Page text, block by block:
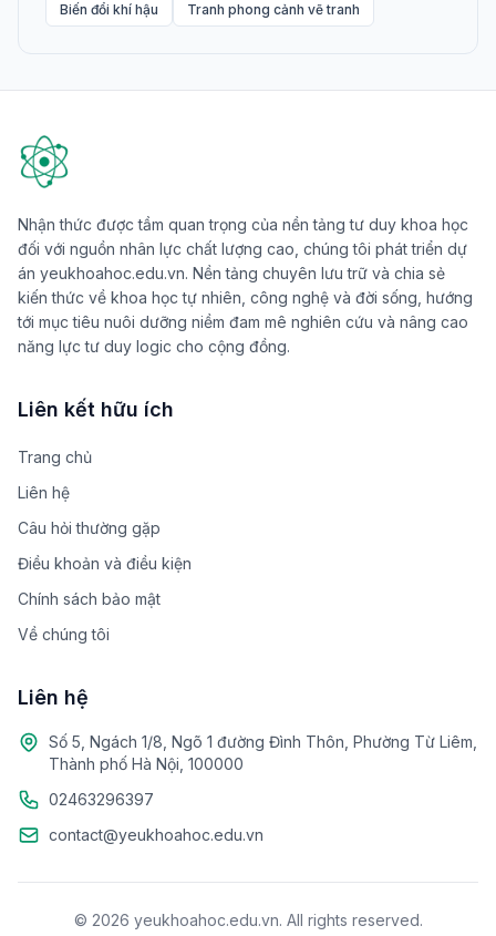
Biến đổi khí hậu
Tranh phong cảnh vẽ tranh
Nhận thức được tầm quan trọng của nền tảng tư duy khoa học
đối với nguồn nhân lực chất lượng cao, chúng tôi phát triển dự
án yeukhoahoc.edu.vn. Nền tảng chuyên lưu trữ và chia sẻ
kiến thức về khoa học tự nhiên, công nghệ và đời sống, hướng
tới mục tiêu nuôi dưỡng niềm đam mê nghiên cứu và nâng cao
năng lực tư duy logic cho cộng đồng.
Liên kết hữu ích
Trang chủ
Liên hệ
Câu hỏi thường gặp
Điều khoản và điều kiện
Chính sách bảo mật
Về chúng tôi
Liên hệ
Số 5, Ngách 1/8, Ngõ 1 đường Đình Thôn, Phường Từ Liêm,
Thành phố Hà Nội, 100000
02463296397
contact@yeukhoahoc.edu.vn
© 2026 yeukhoahoc.edu.vn. All rights reserved.